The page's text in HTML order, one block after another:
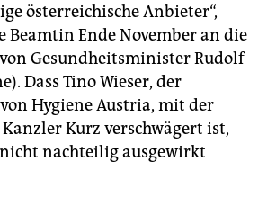
österreichische Anbieter“,
Beamtin Ende November an die
Gesundheitsminister Rudolf
Dass Tino Wieser, der
Hygiene Austria, mit der
Kurz verschwägert ist,
nachteilig ausgewirkt